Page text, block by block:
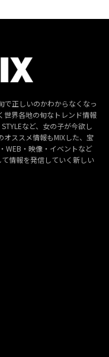
で正しいのかわからなくなっ
世界各地の旬なトレンド情報
STYLEなど、女の子が今欲し
オススメ情報もMIXした、宝
WEB・映像・イベントなど
情報を発信していく新しい